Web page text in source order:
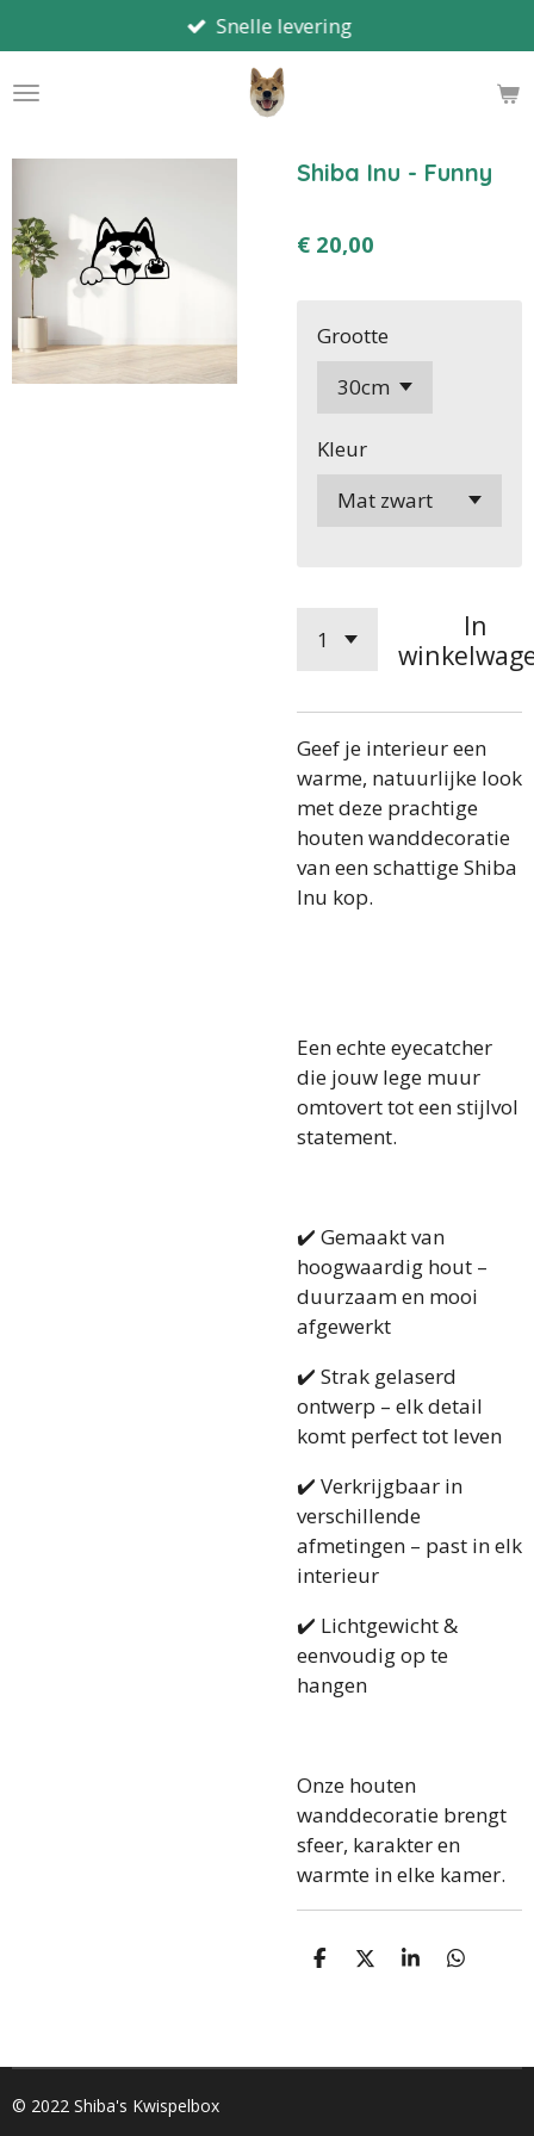
direct
naar
Snelle levering
Shiba Inu - Funny
€ 20,00
Grootte
Kleur
In
Geef je interieur een
warme, natuurlijke look
met deze prachtige
houten wanddecoratie
van een schattige Shiba
Inu kop.
Een echte eyecatcher
die jouw lege muur
omtovert tot een stijlvol
statement.
✔️ Gemaakt van
hoogwaardig hout –
duurzaam en mooi
afgewerkt
✔️ Strak gelaserd
ontwerp – elk detail
komt perfect tot leven
✔️ Verkrijgbaar in
verschillende
afmetingen – past in elk
interieur
✔️ Lichtgewicht &
eenvoudig op te
hangen
Onze houten
wanddecoratie brengt
sfeer, karakter en
warmte in elke kamer.
D
D
S
D
© 2022 Shiba's Kwispelbox